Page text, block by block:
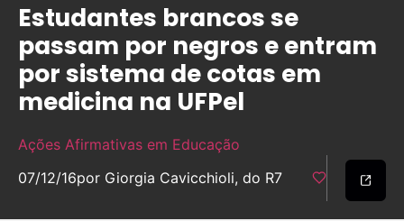
Estudantes brancos se
passam por negros e entram
por sistema de cotas em
medicina na UFPel
Ações Afirmativas em Educação
07/12/16por Giorgia Cavicchioli, do R7